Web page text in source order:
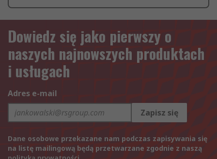
Dowiedz się jako pierwszy o
naszych najnowszych produktach
i usługach
Adres e-mail
Zapisz się
Dane osobowe przekazane nam podczas zapisywania się
na listę mailingową będą przetwarzane zgodnie z naszą